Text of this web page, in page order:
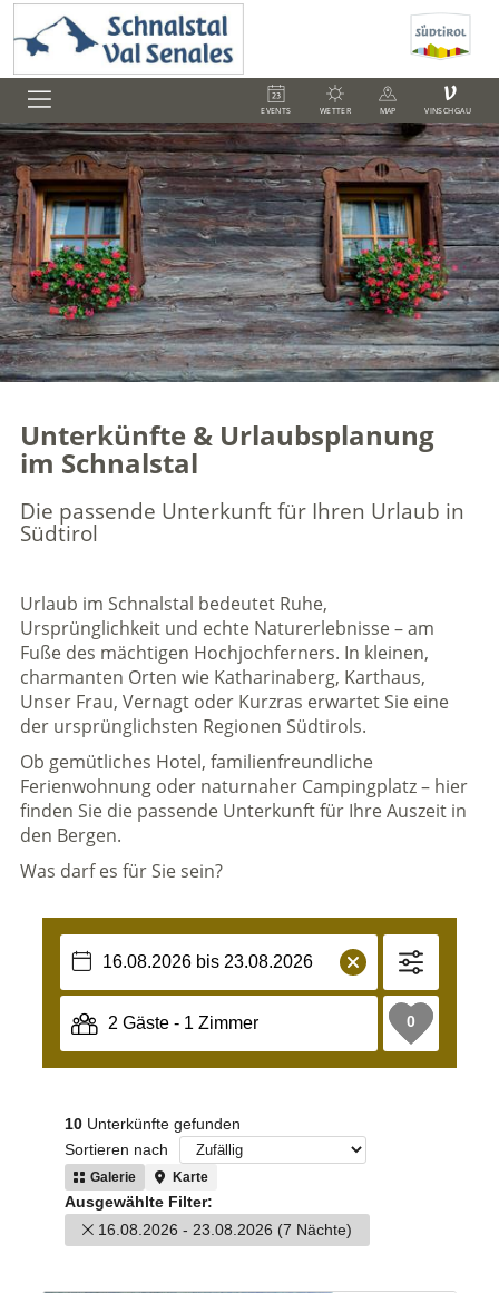
EVENTS WETTER MAP
V
VINSCHGAU
Unterkünfte & Urlaubsplanung
im Schnalstal
Die passende Unterkunft für Ihren Urlaub in
Südtirol
Urlaub im Schnalstal bedeutet Ruhe,
Ursprünglichkeit und echte Naturerlebnisse – am
Fuße des mächtigen Hochjochferners. In kleinen,
charmanten Orten wie Katharinaberg, Karthaus,
Unser Frau, Vernagt oder Kurzras erwartet Sie eine
der ursprünglichsten Regionen Südtirols.
Ob gemütliches Hotel, familienfreundliche
Ferienwohnung oder naturnaher Campingplatz – hier
finden Sie die passende Unterkunft für Ihre Auszeit in
den Bergen.
Was darf es für Sie sein?